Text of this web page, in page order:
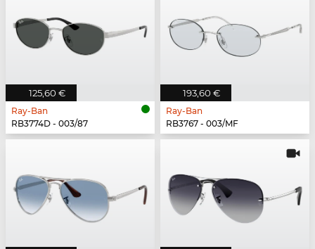
125,60 €
Ray-Ban
RB3774D - 003/87
193,60 €
Ray-Ban
RB3767 - 003/MF